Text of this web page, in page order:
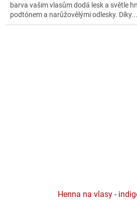
barva vašim vlasům dodá lesk a světle
podtónem a narůžovělými odlesky. Díky...
Henna na vlasy -